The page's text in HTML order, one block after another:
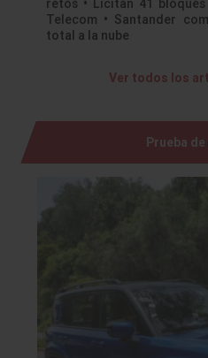
retos • Licitan 41
Telecom • Santander
total a la nube
Ver todos los
Prueba